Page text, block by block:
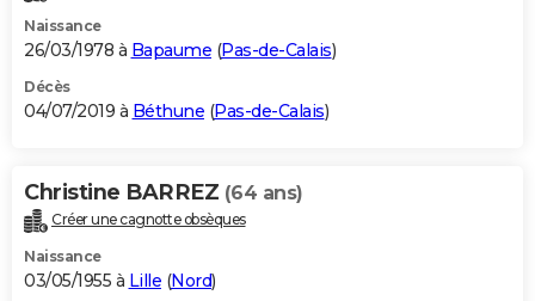
Naissance
26/03/1978 à Bapaume (Pas-de-Calais)
Décès
04/07/2019 à Béthune (Pas-de-Calais)
Christine BARREZ (64 ans)
Créer une cagnotte obsèques
Naissance
03/05/1955 à Lille (Nord)